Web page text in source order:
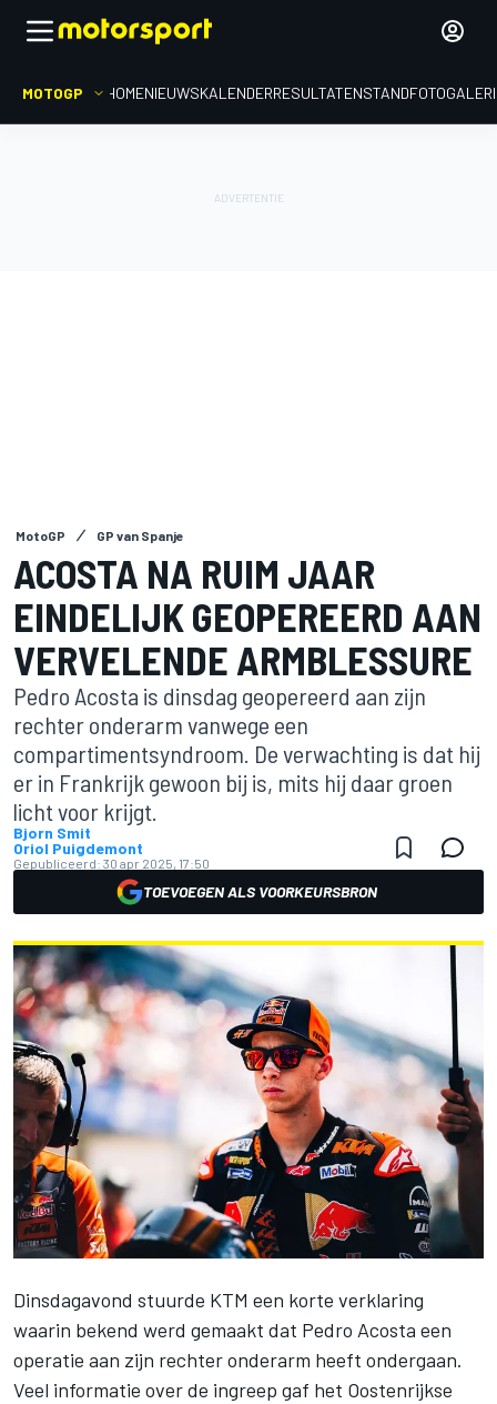
MOTOGP HOMENIEUWSKALENDERRESULTATENSTAND
MotoGP GP van Spanje
ACOSTA NA RUIM JAAR
EINDELIJK GEOPEREERD AAN
VERVELENDE ARMBLESSURE
Pedro Acosta is dinsdag geopereerd aan zijn
rechter onderarm vanwege een
compartimentsyndroom. De verwachting is dat hij
er in Frankrijk gewoon bij is, mits hij daar groen
licht voor krijgt.
Bjorn Smit
Oriol Puigdemont
Gepubliceerd: 30 apr 2025, 17:50
TOEVOEGEN ALS VOORKEURSBRON
Dinsdagavond stuurde KTM een korte verklaring
waarin bekend werd gemaakt dat Pedro Acosta een
operatie aan zijn rechter onderarm heeft ondergaan.
Veel informatie over de ingreep gaf het Oostenrijkse